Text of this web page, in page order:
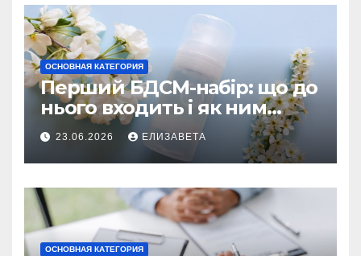
ОСНОВНАЯ КАТЕГОРИЯ
Перший БДСМ-набір: що до
нього входить і як ним
користуватися
23.06.2026 ЕЛИЗАВЕТА
ОСНОВНАЯ КАТЕГОРИЯ